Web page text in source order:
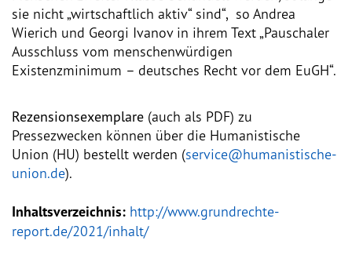
Team
Standorte
Projekte
Anlaufstelle Nevo Foro (Neue
Bildungsangebote für
Leistungsbehörden und
sie nicht „wirtschaftlich aktiv“ sind“, so Andrea
Wierich und Georgi Ivanov in ihrem Text „Pauschaler
Ausschluss vom menschenwürdigen
Existenzminimum – deutsches Recht vor dem EuGH“.
Rezensionsexemplare (auch als PDF) zu
Pressezwecken können über die Humanistische
Union (HU) bestellt werden (service@humanistische-
union.de).
Inhaltsverzeichnis: http://www.grundrechte-
report.de/2021/inhalt/